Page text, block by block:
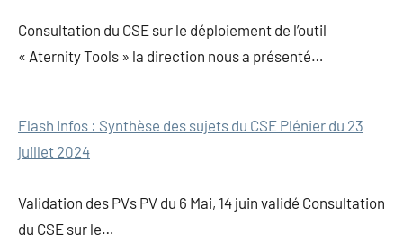
Consultation du CSE sur le déploiement de l’outil
« Aternity Tools » la direction nous a présenté…
Flash Infos : Synthèse des sujets du CSE Plénier du 23
juillet 2024
Validation des PVs PV du 6 Mai, 14 juin validé Consultation
du CSE sur le…
de
l’article